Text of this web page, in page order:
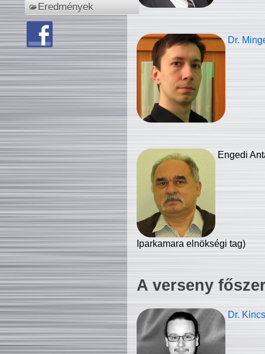
Eredmények
Dr.
Engedi
Iparkamara elnökségi tag)
A verseny
Dr.